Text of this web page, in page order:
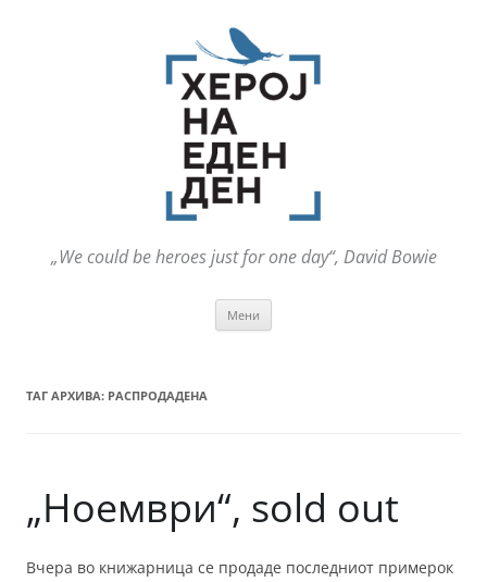
„We could be heroes just for one day“, David Bowie
Мени
ТАГ АРХИВА: РАСПРОДАДЕНА
„Ноември“, sold out
Вчера во книжарница се продаде последниот примерок